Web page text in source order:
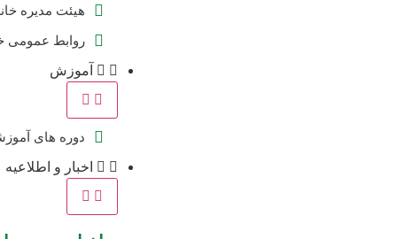
هیئت مدیره
روابط عمومی
آموزش
دوره های
اخبار و اطلاعیه